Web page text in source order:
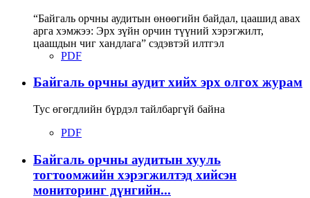
“Байгаль орчны аудитын өнөөгийн байдал, цаашид авах
арга хэмжээ: Эрх зүйн орчин түүний хэрэгжилт,
цаашдын чиг хандлага” сэдэвтэй илтгэл
PDF
Байгаль орчны аудит хийх эрх олгох журам
Тус өгөгдлийн бүрдэл тайлбаргүй байна
PDF
Байгаль орчны аудитын хууль
тогтоомжийн хэрэгжилтэд хийсэн
мониторинг дүнгийн...